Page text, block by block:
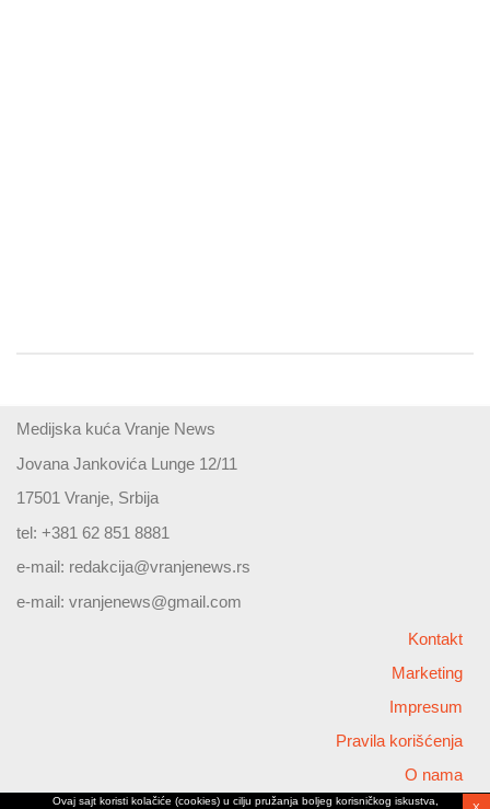
Medijska kuća Vranje News
Jovana Jankovića Lunge 12/11
17501 Vranje, Srbija
tel: +381 62 851 8881
e-mail: redakcija@vranjenews.rs
e-mail: vranjenews@gmail.com
Kontakt
Marketing
Impresum
Pravila korišćenja
O nama
Ovaj sajt koristi kolačiće (cookies) u cilju pružanja boljeg korisničkog iskustva,